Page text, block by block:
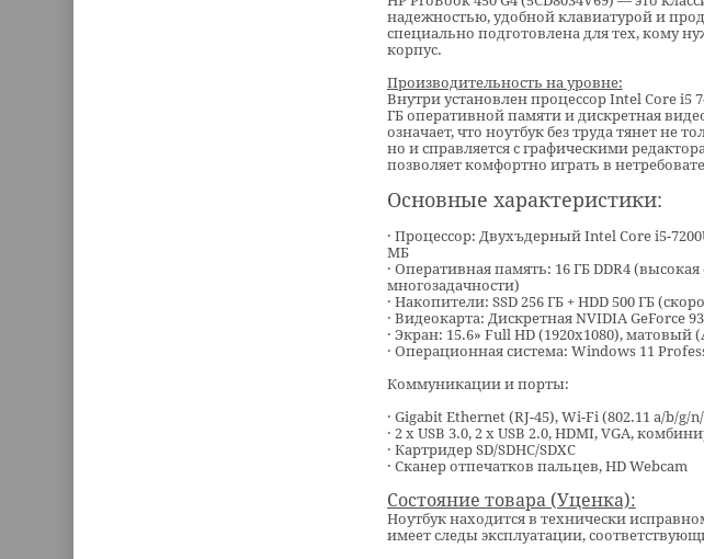
надежностью, удобной клавиатурой и
специально подготовлена для тех, кому
корпус.
Производительность на уровне:
Внутри установлен процессор Intel Core i5
ГБ оперативной памяти и дискретная
означает, что ноутбук без труда тянет не
но и справляется с графическими
позволяет комфортно играть в
Основные характеристики:
· Процессор: Двухъдерный Intel Core i5-
МБ
· Оперативная память: 16 ГБ DDR4
многозадачности)
· Накопители: SSD 256 ГБ + HDD 500 ГБ
· Видеокарта: Дискретная NVIDIA GeForce
· Экран: 15.6» Full HD (1920x1080), матовый
· Операционная система: Windows 11
Коммуникации и порты:
· Gigabit Ethernet (RJ-45), Wi-Fi (802.11 a/b/g/
· 2 x USB 3.0, 2 x USB 2.0, HDMI, VGA,
· Картридер SD/SDHC/SDXC
· Сканер отпечатков пальцев, HD Webcam
Состояние товара (Уценка):
Ноутбук находится в технически
имеет следы эксплуатации,